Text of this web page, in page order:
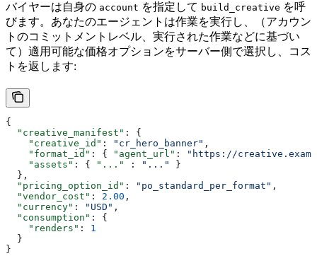
バイヤーは自身の account を指定して build_creative を呼
びます。あなたのエージェントは作業を実行し、（アカウン
トのコミットメントレベル、実行された作業などに基づい
て）適用可能な価格オプションをサーバー側で選択し、コス
トを返します:
{
  "creative_manifest"
: {
    "creative_id"
: "cr_hero_banner" ,
    "format_id"
: { "agent_url" :
"https://
    "assets"
: { "..." : "..."
}
  },
  "pricing_option_id"
: "po_standard_per_format" ,
  "vendor_cost"
: 2.00 ,
  "currency"
: "USD" ,
  "consumption"
: {
    "renders"
: 1
  }
}